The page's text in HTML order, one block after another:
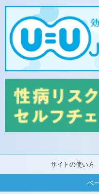
サイトの使い方
ペ